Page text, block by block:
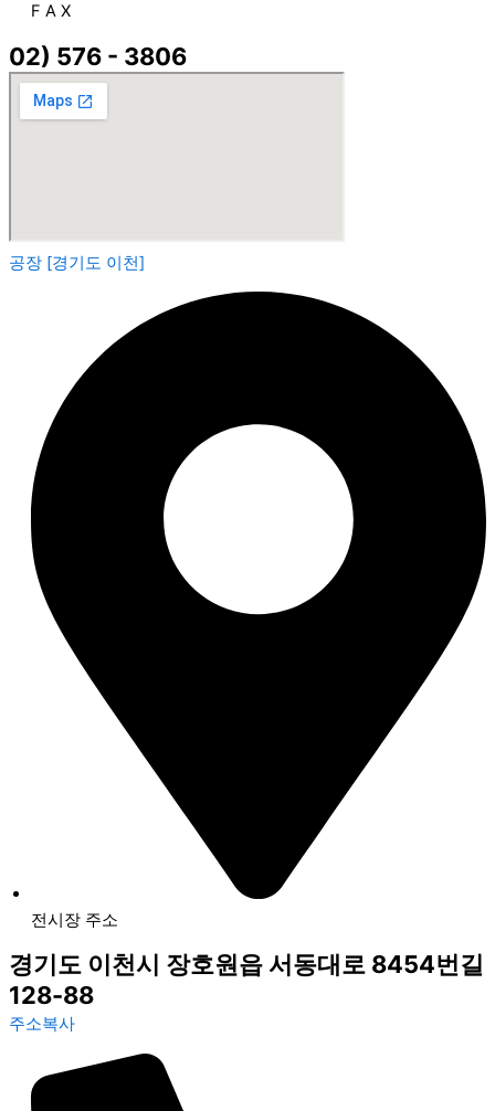
F A X
02) 576 - 3806
공장 [경기도 이천]
전시장 주소
경기도 이천시 장호원읍 서동대로 8454번길
128-88
주소복사